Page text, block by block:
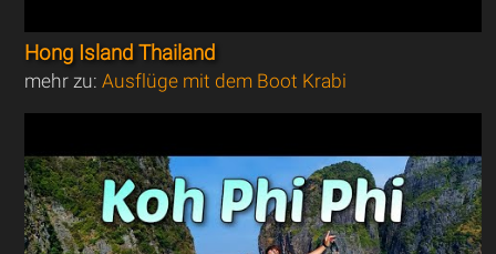
Hong Island Thailand
mehr zu:Ausflüge mit dem Boot Krabi